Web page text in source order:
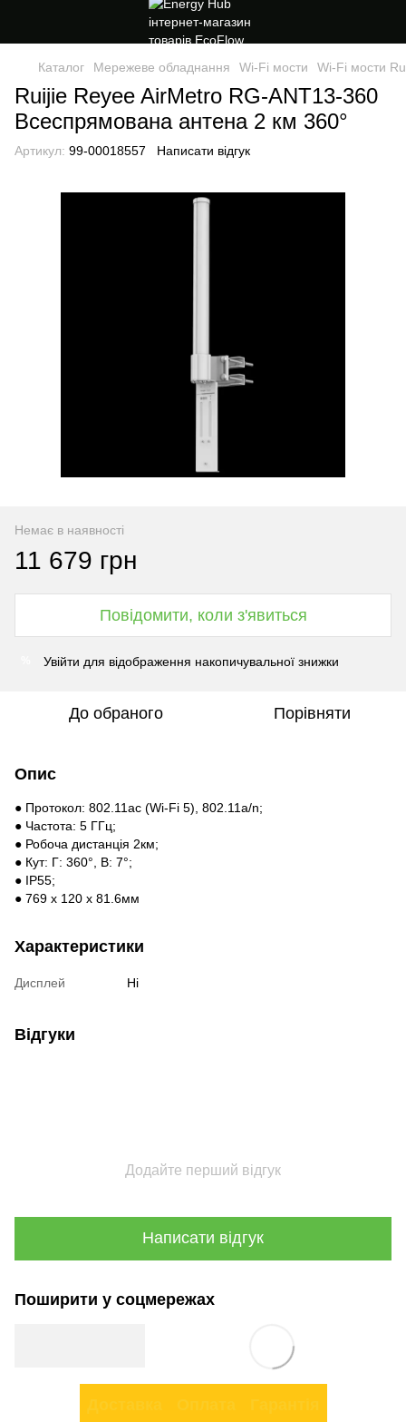
Каталог Мережеве обладнання Wi-Fi мости Wi-Fi мости
Ruijie Reyee AirMetro RG-ANT13-360
Всеспрямована антена 2 км 360°
Артикул: 99-00018557 Написати відгук
Немає в наявності
11 679 грн
Повідомити, коли з'явиться
Увійти для відображення накопичувальної знижки
До обраного Порівняти
Опис
● Протокол: 802.11ac (Wi-Fi 5), 802.11a/n;
● Частота: 5 ГГц;
● Робоча дистанція 2км;
● Кут: Г: 360°, В: 7°;
● IP55;
● 769 x 120 x 81.6мм
Характеристики
Дисплей Ні
Відгуки
Додайте перший відгук
Написати відгук
Поширити у соцмережах